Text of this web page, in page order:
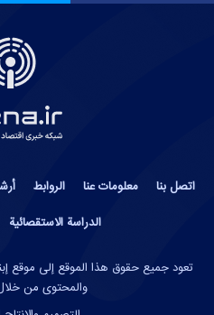
اتصل بنا معلومات عنا الروابط
الدراسة الاستقصائية
تعود جميع حقوق هذا الموقع إلى موقع
والمحتوى من